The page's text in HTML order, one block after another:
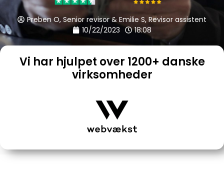
Preben O, Senior revisor & Emilie S, Revisor assistent
10/22/2023
18:08
Vi har hjulpet over 1200+ danske
virksomheder